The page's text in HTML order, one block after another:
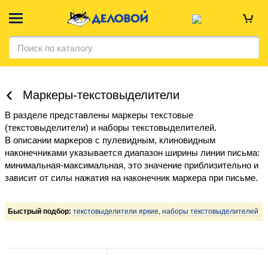
Маркеры-текстовыделители
В разделе представлены маркеры текстовые
(текстовыделители) и наборы текстовыделителей.
В описании маркеров с пулевидным, клиновидным
наконечниками указывается диапазон ширины линии письма:
минимальная-максимальная, это значение приблизительно и
зависит от силы нажатия на наконечник маркера при письме.
Быстрый подбор: текстовыделители яркие, наборы текстовыделителей